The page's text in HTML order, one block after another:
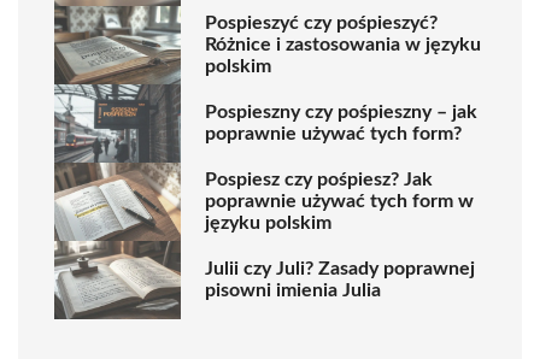
Pospieszyć czy pośpieszyć?
Różnice i zastosowania w języku
polskim
Pospieszny czy pośpieszny – jak
poprawnie używać tych form?
Pospiesz czy pośpiesz? Jak
poprawnie używać tych form w
języku polskim
Julii czy Juli? Zasady poprawnej
pisowni imienia Julia